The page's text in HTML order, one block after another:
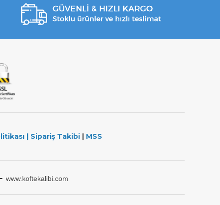
| Sipariş Takibi | MSS
www.koftekalibi.com